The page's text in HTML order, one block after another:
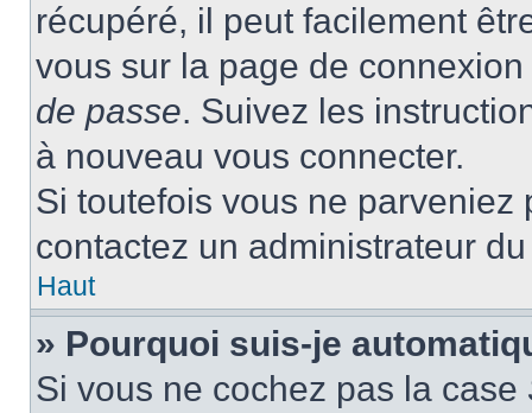
récupéré, il peut facilement
vous sur la page de
de passe. Suivez les
à nouveau vous connecter.
Si toutefois vous ne
contactez un administrateur
Haut
» Pourquoi suis-je
Si vous ne cochez pas la case